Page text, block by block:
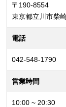
〒190-8554
東京都立川市柴
電話
042-548-1790
営業時間
10:00 ~ 20:30